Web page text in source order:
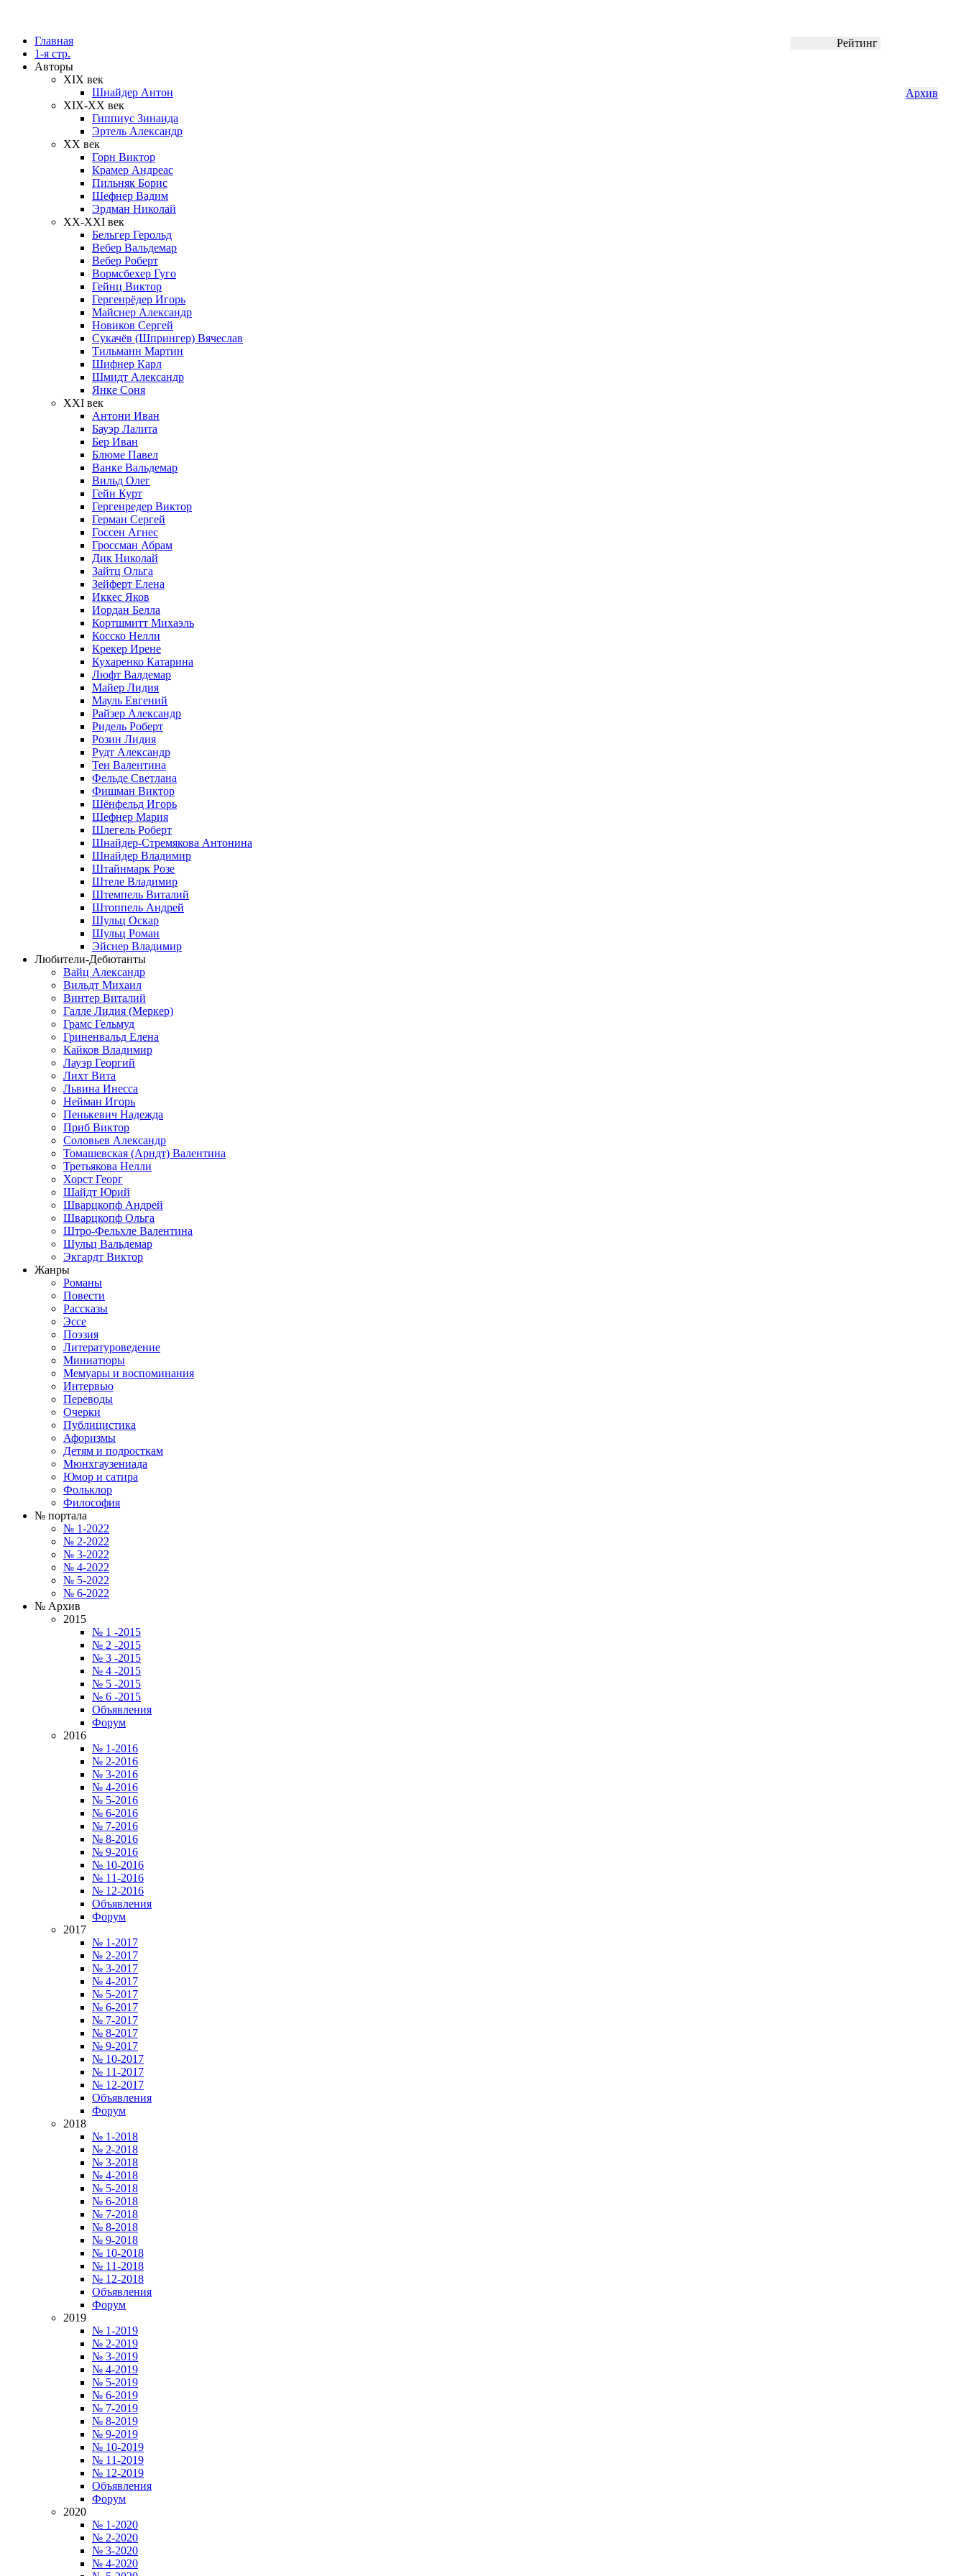
Главная
1-я стр.
Авторы
XIX век
Шнайдер Антон
XIX-XX век
Гиппиус Зинаида
Эртель Александр
XX век
Горн Виктор
Крамер Андреас
Пильняк Борис
Шефнер Вадим
Эрдман Николай
ХХ-XXI век
Бельгер Герольд
Вебер Вальдемар
Вебер Роберт
Вормсбехер Гуго
Гейнц Виктор
Гергенрёдер Игорь
Майснер Александр
Новиков Сергей
Сукачёв (Шпрингер) Вячеслав
Тильманн Мартин
Шифнер Карл
Шмидт Александр
Янке Соня
XXI век
Антони Иван
Бауэр Лалита
Бер Иван
Блюме Павел
Ванке Вальдемар
Вильд Олег
Гейн Курт
Гергенредер Виктор
Герман Сергей
Госсен Агнес
Гроссман Абрам
Дик Николай
Зайтц Ольга
Зейферт Елена
Иккес Яков
Иордан Белла
Кортшмитт Михаэль
Косско Нелли
Крекер Ирене
Кухаренко Катарина
Люфт Валдемaр
Майер Лидия
Мауль Евгений
Райзер Александр
Ридель Роберт
Розин Лидия
Рудт Александр
Тен Валентина
Фельде Светлана
Фишман Виктор
Шёнфельд Игорь
Шефнер Мария
Шлегель Роберт
Шнайдер-Стремякова Антонина
Шнайдер Владимир
Штайнмарк Розe
Штеле Владимир
Штемпель Виталий
Штоппель Андрей
Шульц Оскар
Шульц Роман
Эйснер Владимир
Любители-Дебютанты
Вайц Александр
Вильдт Михаил
Винтер Виталий
Галле Лидия (Меркер)
Грамс Гельмуд
Гриненвальд Елена
Кайков Владимир
Лауэр Георгий
Лихт Вита
Львина Инесса
Нейман Игорь
Пенькевич Надежда
Приб Виктор
Соловьев Александр
Томашевская (Арндт) Валентина
Третьякова Нелли
Хорст Георг
Шайдт Юрий
Шварцкопф Андрей
Шварцкопф Ольга
Штро-Фельхле Валентина
Шульц Вальдемар
Экгардт Виктор
Жанры
Романы
Повести
Рассказы
Эссе
Поэзия
Литературоведение
Миниатюры
Мемуары и воспоминания
Интервью
Переводы
Очерки
Публицистика
Афоризмы
Детям и подросткам
Мюнхгаузениада
Юмор и сатира
Фольклор
Философия
№ портала
№ 1-2022
№ 2-2022
№ 3-2022
№ 4-2022
№ 5-2022
№ 6-2022
№ Архив
2015
№ 1 -2015
№ 2 -2015
№ 3 -2015
№ 4 -2015
№ 5 -2015
№ 6 -2015
Объявления
Форум
2016
№ 1-2016
№ 2-2016
№ 3-2016
№ 4-2016
№ 5-2016
№ 6-2016
№ 7-2016
№ 8-2016
№ 9-2016
№ 10-2016
№ 11-2016
№ 12-2016
Объявления
Форум
2017
№ 1-2017
№ 2-2017
№ 3-2017
№ 4-2017
№ 5-2017
№ 6-2017
№ 7-2017
№ 8-2017
№ 9-2017
№ 10-2017
№ 11-2017
№ 12-2017
Объявления
Форум
2018
№ 1-2018
№ 2-2018
№ 3-2018
№ 4-2018
№ 5-2018
№ 6-2018
№ 7-2018
№ 8-2018
№ 9-2018
№ 10-2018
№ 11-2018
№ 12-2018
Объявления
Форум
2019
№ 1-2019
№ 2-2019
№ 3-2019
№ 4-2019
№ 5-2019
№ 6-2019
№ 7-2019
№ 8-2019
№ 9-2019
№ 10-2019
№ 11-2019
№ 12-2019
Объявления
Форум
2020
№ 1-2020
№ 2-2020
№ 3-2020
№ 4-2020
Рейтинг
Архив